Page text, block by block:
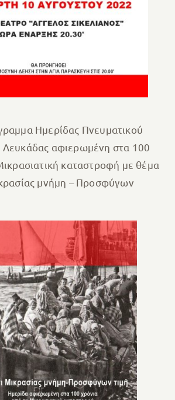
Ημερίδας Πνευματικού
αφιερωμένη στα 100
καταστροφή με θέμα
μνήμη – Προσφύγων